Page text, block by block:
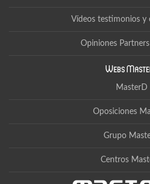
Vídeos testimonios y
Opiniones
Webs
MasterD
Oposiciones
Grupo
Centros